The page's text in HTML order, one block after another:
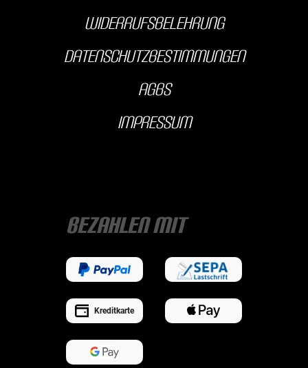
Widerrufsbelehrung
Datenschutzbestimmungen
AGBS
Impressum
Bezahlen mit
Kreditkarte